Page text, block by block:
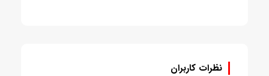
نظرات کاربران